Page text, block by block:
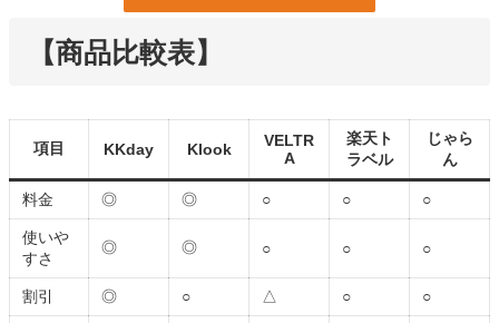
【商品比較表】
項目 KKday Klook
VELTR
A
楽天ト
ラベル
じゃら
ん
料金 ◎ ◎ ○ ○ ○
使いや
すさ
◎ ◎ ○ ○ ○
割引 ◎ ○ △ ○ ○